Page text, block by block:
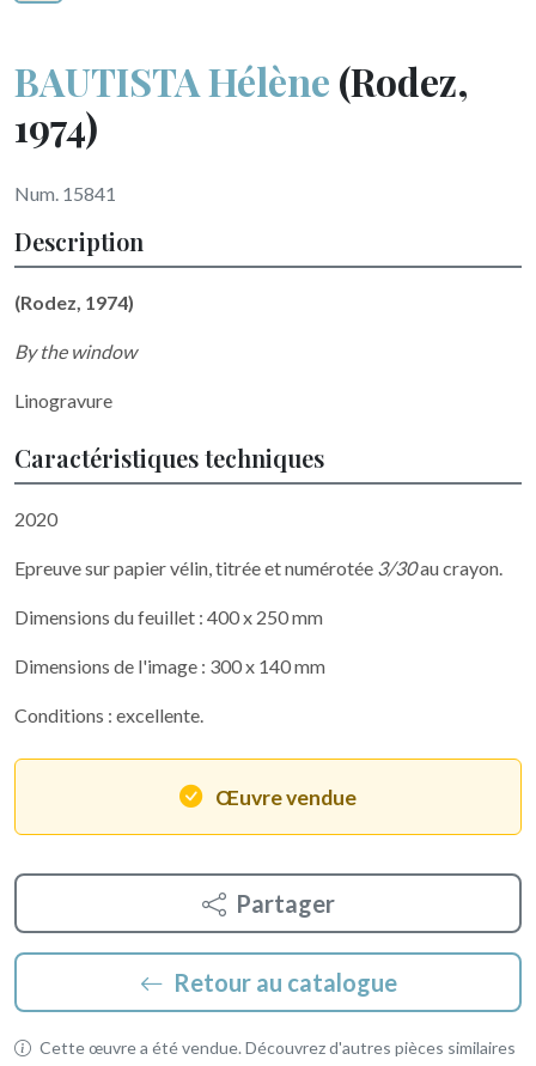
BAUTISTA Hélène (Rodez,
1974)
Num. 15841
Description
(Rodez, 1974)
By the window
Linogravure
Caractéristiques techniques
2020
Epreuve sur papier vélin, titrée et numérotée 3/30au crayon.
Dimensions du feuillet : 400 x 250 mm
Dimensions de l'image : 300 x 140 mm
Conditions : excellente.
Œuvre vendue
Partager
Retour au catalogue
Cette œuvre a été vendue. Découvrez d'autres pièces similaires